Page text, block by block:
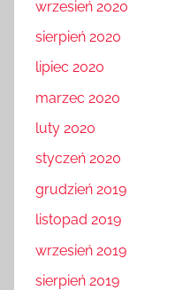
wrzesień 2020
sierpień 2020
lipiec 2020
marzec 2020
luty 2020
styczeń 2020
grudzień 2019
listopad 2019
wrzesień 2019
sierpień 2019